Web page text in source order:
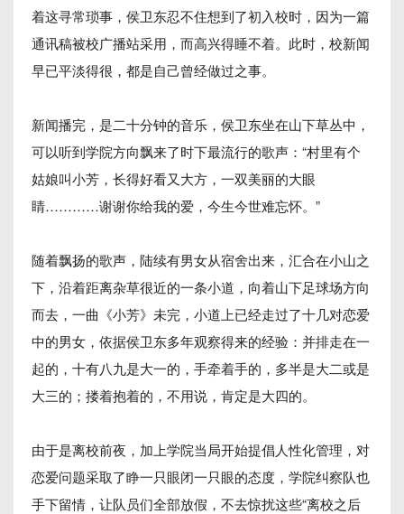
着这寻常琐事，侯卫东忍不住想到了初入校时，因为一篇
通讯稿被校广播站采用，而高兴得睡不着。此时，校新闻
早已平淡得很，都是自己曾经做过之事。
新闻播完，是二十分钟的音乐，侯卫东坐在山下草丛中，
可以听到学院方向飘来了时下最流行的歌声：“村里有个
姑娘叫小芳，长得好看又大方，一双美丽的大眼
睛…………谢谢你给我的爱，今生今世难忘怀。”
随着飘扬的歌声，陆续有男女从宿舍出来，汇合在小山之
下，沿着距离杂草很近的一条小道，向着山下足球场方向
而去，一曲《小芳》未完，小道上已经走过了十几对恋爱
中的男女，依据侯卫东多年观察得来的经验：并排走在一
起的，十有八九是大一的，手牵着手的，多半是大二或是
大三的；搂着抱着的，不用说，肯定是大四的。
由于是离校前夜，加上学院当局开始提倡人性化管理，对
恋爱问题采取了睁一只眼闭一只眼的态度，学院纠察队也
手下留情，让队员们全部放假，不去惊扰这些“离校之后